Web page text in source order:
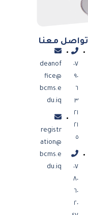
تواصل معنا
٠٧
٩٠
٦
٣
٢١
٢١
٥
٠٧
٨٠
٦٠
٢٠
deanof
fice@
bcms.e
du.iq
registr
ation@
bcms.e
du.iq